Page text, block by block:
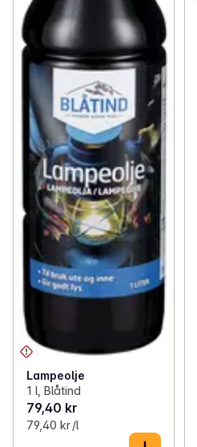
Lampeolje
1 l, Blåtind
79,40 kr
79,40 kr /l